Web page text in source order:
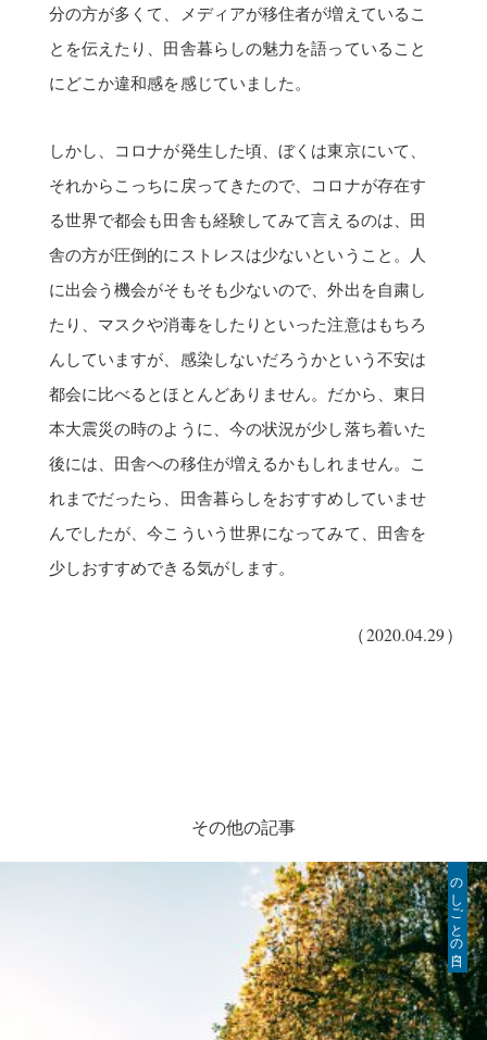
分の方が多くて、メディアが移住者が増えているこ
とを伝えたり、田舎暮らしの魅力を語っていること
にどこか違和感を感じていました。
しかし、コロナが発生した頃、ぼくは東京にいて、
それからこっちに戻ってきたので、コロナが存在す
る世界で都会も田舎も経験してみて言えるのは、田
舎の方が圧倒的にストレスは少ないということ。人
に出会う機会がそもそも少ないので、外出を自粛し
たり、マスクや消毒をしたりといった注意はもちろ
んしていますが、感染しないだろうかという不安は
都会に比べるとほとんどありません。だから、東日
本大震災の時のように、今の状況が少し落ち着いた
後には、田舎への移住が増えるかもしれません。こ
れまでだったら、田舎暮らしをおすすめしていませ
んでしたが、今こういう世界になってみて、田舎を
少しおすすめできる気がします。
（2020.04.29）
その他の記事
のしごとの日々